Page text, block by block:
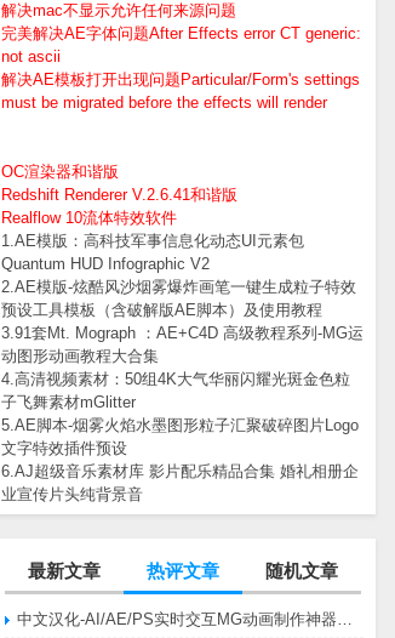
解决mac不显示允许任何来源问题
完美解决AE字体问题After Effects error CT generic:
not ascii
解决AE模板打开出现问题Particular/Form's settings
must be migrated before the effects will render
OC渲染器和谐版
Redshift Renderer V.2.6.41和谐版
Realflow 10流体特效软件
1.AE模版：高科技军事信息化动态UI元素包
Quantum HUD Infographic V2
2.AE模版-炫酷风沙烟雾爆炸画笔一键生成粒子特效
预设工具模板（含破解版AE脚本）及使用教程
3.91套Mt. Mograph ：AE+C4D 高级教程系列-MG运
动图形动画教程大合集
4.高清视频素材：50组4K大气华丽闪耀光斑金色粒
子飞舞素材mGlitter
5.AE脚本-烟雾火焰水墨图形粒子汇聚破碎图片Logo
文字特效插件预设
6.AJ超级音乐素材库 影片配乐精品合集 婚礼相册企
业宣传片头纯背景音
最新文章 热评文章 随机文章